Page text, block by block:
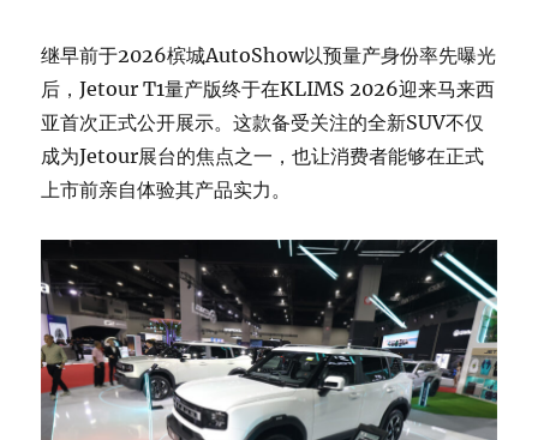
继早前于2026槟城AutoShow以预量产身份率先曝光
后，Jetour T1量产版终于在KLIMS 2026迎来马来西
亚首次正式公开展示。这款备受关注的全新SUV不仅
成为Jetour展台的焦点之一，也让消费者能够在正式
上市前亲自体验其产品实力。